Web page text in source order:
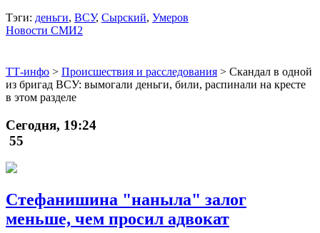
Тэги: деньги, ВСУ, Сырский, Умеров
Новости СМИ2
ТТ-инфо > Происшествия и расследования > Скандал в одной
из бригад ВСУ: вымогали деньги, били, распинали на кресте
в этом разделе
Сегодня, 19:24
55
Стефанишина "наныла" залог
меньше, чем просил адвокат